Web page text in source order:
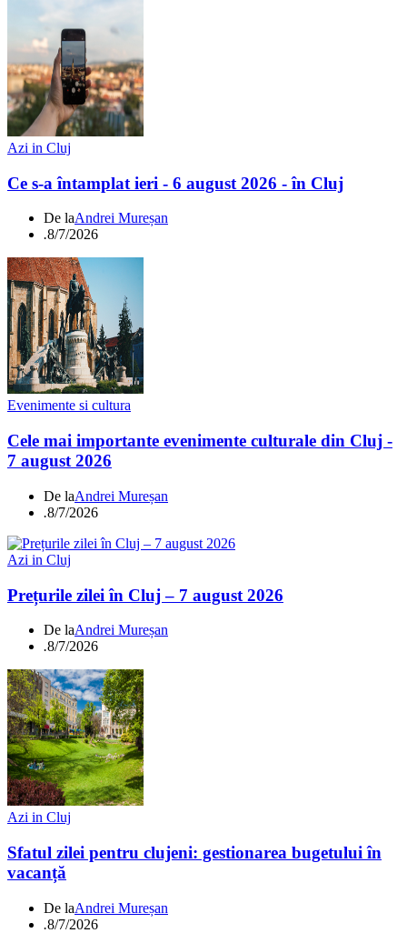
Azi in Cluj
Ce s-a întamplat ieri - 6 august 2026 - în Cluj
De laAndrei Mureșan
.8/7/2026
Evenimente si cultura
Cele mai importante evenimente culturale din Cluj -
7 august 2026
De laAndrei Mureșan
.8/7/2026
Azi in Cluj
Prețurile zilei în Cluj – 7 august 2026
De laAndrei Mureșan
.8/7/2026
Azi in Cluj
Sfatul zilei pentru clujeni: gestionarea bugetului în
vacanță
De laAndrei Mureșan
.8/7/2026